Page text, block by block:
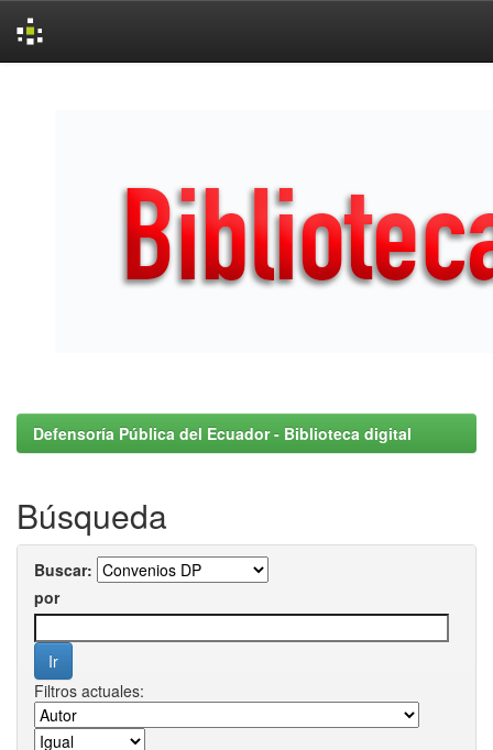
Defensoría Pública del Ecuador - Biblioteca digital
Búsqueda
Buscar:
por
Filtros actuales: